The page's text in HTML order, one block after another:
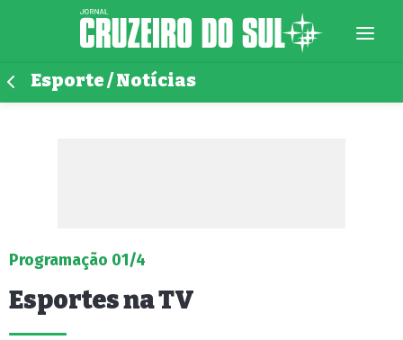
Esporte / Notícias
Programação 01/4
Esportes na TV